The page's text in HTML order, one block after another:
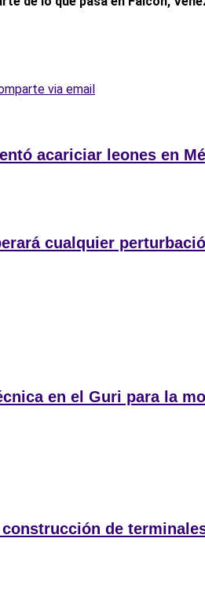
via email
acariciar leones en
cualquier
en el Guri para la
construcción de